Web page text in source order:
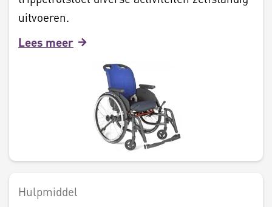
uitvoeren.
Lees meer
Hulpmiddel